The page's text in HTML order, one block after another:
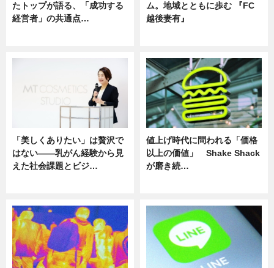
たトップが語る、「成功する
経営者」の共通点…
ム。地域とともに歩む 『FC
越後妻有』
「美しくありたい」は贅沢で
はない――乳がん経験から見
えた社会課題とビジ…
値上げ時代に問われる「価格
以上の価値」 Shake Shack
が磨き続…